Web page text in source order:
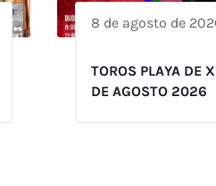
8 de agosto de
TOROS PLAYA DE
DE AGOSTO 2026